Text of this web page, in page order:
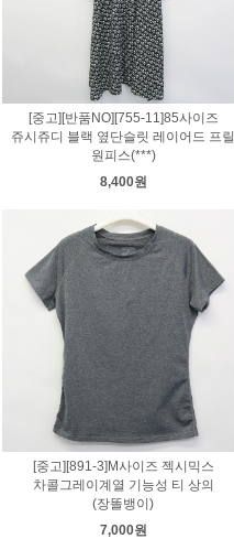
[중고][반품NO][755-11]85사이즈
쥬시쥬디 블랙 옆단슬릿 레이어드 프릴
원피스(***)
8,400원
[중고][891-3]M사이즈 젝시믹스
차콜그레이계열 기능성 티 상의
(장똘뱅이)
7,000원